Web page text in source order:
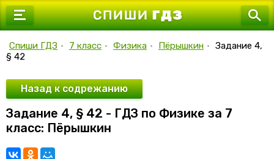
7 класс
9 класс
10 класс
11 класс
Спиши ГДЗ • 7 класс • Физика • Пёрышкин • Задание 4,
§ 42
Назад к содрежанию
Задание 4, § 42 - ГДЗ по Физике за 7
класс: Пёрышкин